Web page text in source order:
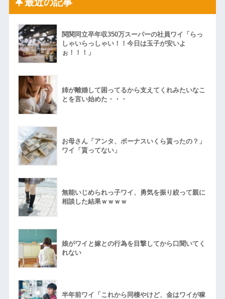
関関同立卒年収350万スーパーの社員ワイ「らっ
しゃいらっしゃい！！今日は玉子が安いよ
ぉ！！！」
姉が離婚して困ってるから支えてくれみたいなこ
とを言い始めた・・・
お母さん「アンタ、ボーナスいくら貰ったの？」
ワイ「貰ってない」
無能いじめられっ子ワイ、勇気を振り絞って親に
相談した結果ｗｗｗｗ
娘がワイと嫁との行為を目撃してから口聞いてく
れない
半年前ワイ「これから同棲やけど、金はワイが稼